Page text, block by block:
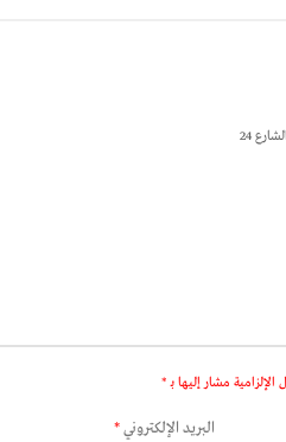
الشارع 24
الإلزامية مشار إليها بـ *
البريد الإلكتروني*